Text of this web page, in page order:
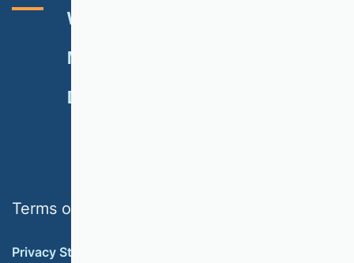
VHB RATING 2024
NEWSLETTER
DONATE
Terms of use
Privacy Statement